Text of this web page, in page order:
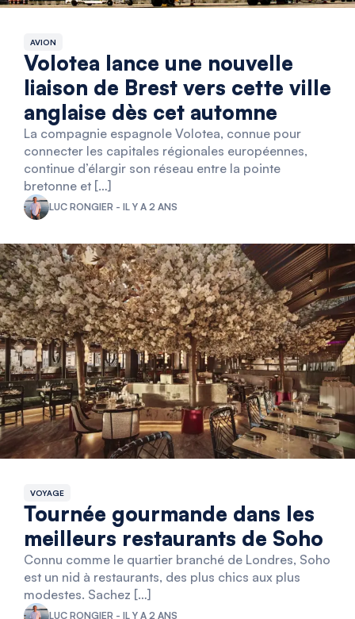
AVION
Volotea lance une nouvelle
liaison de Brest vers cette ville
anglaise dès cet automne
La compagnie espagnole Volotea, connue pour
connecter les capitales régionales européennes,
continue d’élargir son réseau entre la pointe
bretonne et […]
LUC RONGIER - IL Y A 2 ANS
VOYAGE
Tournée gourmande dans les
meilleurs restaurants de Soho
Connu comme le quartier branché de Londres, Soho
est un nid à restaurants, des plus chics aux plus
modestes. Sachez […]
LUC RONGIER - IL Y A 2 ANS